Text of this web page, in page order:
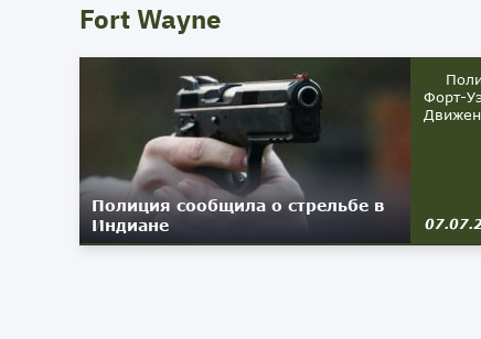
Fort Wayne
Полиция сообщила о стрельбе в
Индиане
Форт-